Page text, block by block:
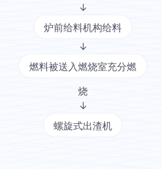
↓
炉前给料机构给料
↓
燃料被送入燃烧室充分燃
烧
↓
螺旋式出渣机